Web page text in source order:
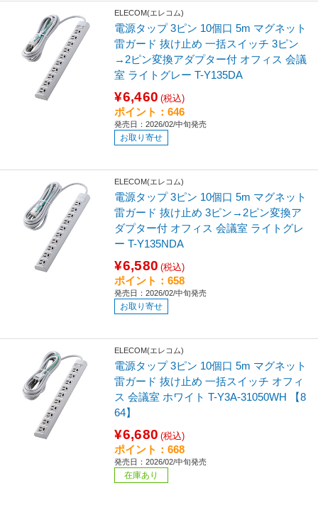
ELECOM(エレコム)
電源タップ 3ピン 10個口 5m マグネット
雷ガード 抜け止め 一括スイッチ 3ピン
→2ピン変換アダプター付 オフィス 会議
室 ライトグレー T-Y135DA
¥6,460 (税込)
ポイント：646
発売日：2026/02/中旬発売
お取り寄せ
ELECOM(エレコム)
電源タップ 3ピン 10個口 5m マグネット
雷ガード 抜け止め 3ピン→2ピン変換ア
ダプター付 オフィス 会議室 ライトグレ
ー T-Y135NDA
¥6,580 (税込)
ポイント：658
発売日：2026/02/中旬発売
お取り寄せ
ELECOM(エレコム)
電源タップ 3ピン 10個口 5m マグネット
雷ガード 抜け止め 一括スイッチ オフィ
ス 会議室 ホワイト T-Y3A-31050WH 【8
64】
¥6,680 (税込)
ポイント：668
発売日：2026/02/中旬発売
在庫あり